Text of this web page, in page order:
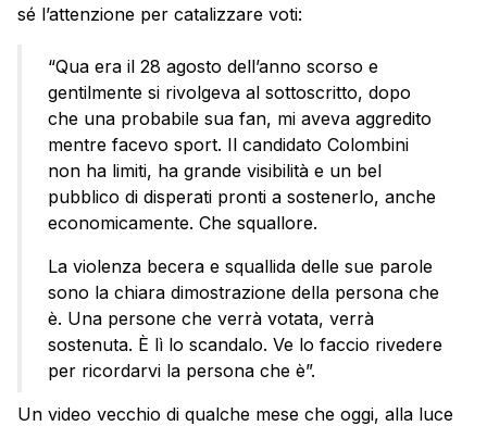
sé l’attenzione per catalizzare voti:
“Qua era il 28 agosto dell’anno scorso e
gentilmente si rivolgeva al sottoscritto, dopo
che una probabile sua fan, mi aveva aggredito
mentre facevo sport. Il candidato Colombini
non ha limiti, ha grande visibilità e un bel
pubblico di disperati pronti a sostenerlo, anche
economicamente. Che squallore.
La violenza becera e squallida delle sue parole
sono la chiara dimostrazione della persona che
è. Una persone che verrà votata, verrà
sostenuta. È lì lo scandalo. Ve lo faccio rivedere
per ricordarvi la persona che è”.
Un video vecchio di qualche mese che oggi, alla luce